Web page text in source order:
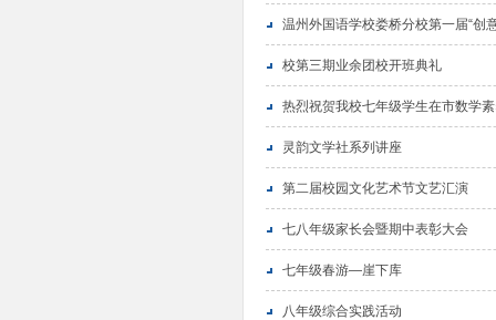
温州外国语学校娄桥分校第一届“创
校第三期业余团校开班典礼
热烈祝贺我校七年级学生在市数学
灵韵文学社系列讲座
第二届校园文化艺术节文艺汇演
七八年级家长会暨期中表彰大会
七年级春游—崖下库
八年级综合实践活动